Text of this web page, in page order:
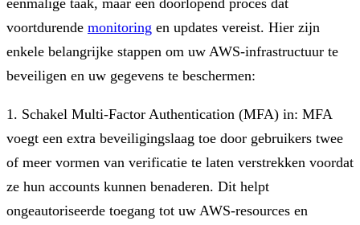
voortdurende monitoring en updates vereist. Hier zijn
enkele belangrijke stappen om uw AWS-infrastructuur te
beveiligen en uw gegevens te beschermen:
1. Schakel Multi-Factor Authentication (MFA) in: MFA
voegt een extra beveiligingslaag toe door gebruikers twee
of meer vormen van verificatie te laten verstrekken voordat
ze hun accounts kunnen benaderen. Dit helpt
ongeautoriseerde toegang tot uw AWS-resources en